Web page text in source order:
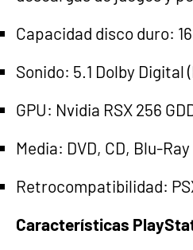
Capacidad disco duro:
Sonido: 5.1 Dolby Digital
GPU: Nvidia RSX 256
Media: DVD, CD, Blu-Ray
Retrocompatibilidad:
Características